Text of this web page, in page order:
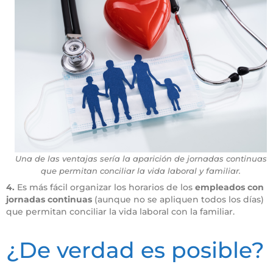
Una de las ventajas sería la aparición de jornadas continuas
que permitan conciliar la vida laboral y familiar.
4. Es más fácil organizar los horarios de los empleados con
jornadas continuas (aunque no se apliquen todos los días)
que permitan conciliar la vida laboral con la familiar.
¿De verdad es posible?